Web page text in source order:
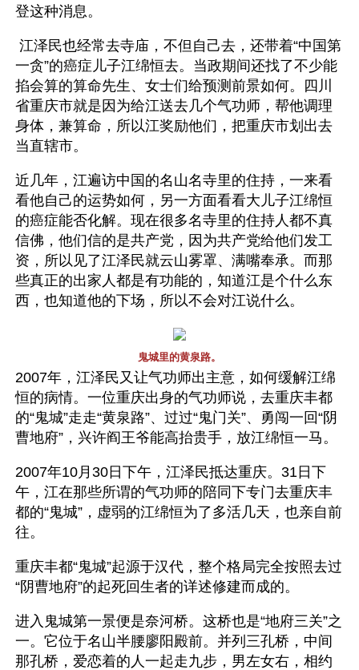
登这种消息。
一贪”的癌症儿子江绵恒去。当政期间还找了不少能
掐会算的算命先生、女士们给预测前景如何。四川
省重庆市就是因为给江送去几个气功师，帮他调理
身体，兼算命，所以江奖励他们，把重庆市划出去
当直辖市。
近几年，江遍访中国的名山名寺里的住持，一来看
看他自己的运势如何，另一方面看看大儿子江绵恒
的癌症能否化解。现在很多名寺里的住持人都不真
信佛，他们信的是共产党，因为共产党给他们发工
资，所以见了江泽民就云山雾罩、满嘴奉承。而那
些真正的出家人都是有功能的，知道江是个什么东
西，也知道他的下场，所以不会对江说什么。
鬼城里的黄泉路。
2007年，江泽民又让气功师出主意，如何缓解江绵
恒的病情。一位重庆出身的气功师说，去重庆丰都
的“鬼城”走走“黄泉路”、过过“鬼门关”、勇闯一回“阴
曹地府”，兴许阎王爷能高抬贵手，放江绵恒一马。
2007年10月30日下午，江泽民抵达重庆。31日下
午，江在那些所谓的气功师的陪同下专门去重庆丰
都的“鬼城”，虚弱的江绵恒为了多活几天，也亲自前
往。
重庆丰都“鬼城”起源于汉代，整个格局完全按照去过
“阴曹地府”的起死回生者的详述修建而成的。
进入鬼城第一景便是奈河桥。这桥也是“地府三关”之
一。它位于名山半腰廖阳殿前。并列三孔桥，中间
那孔桥，爱恋着的人一起走九步，男左女右，相约